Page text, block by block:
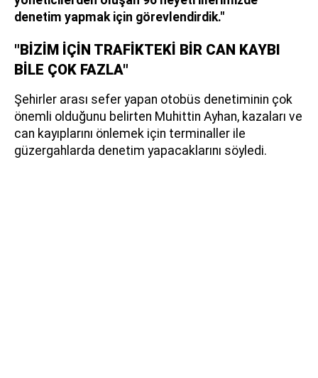
denetim yapmak için görevlendirdik."
"BİZİM İÇİN TRAFİKTEKİ BİR CAN KAYBI
BİLE ÇOK FAZLA"
Şehirler arası sefer yapan otobüs denetiminin çok
önemli olduğunu belirten Muhittin Ayhan, kazaları ve
can kayıplarını önlemek için terminaller ile
güzergahlarda denetim yapacaklarını söyledi.